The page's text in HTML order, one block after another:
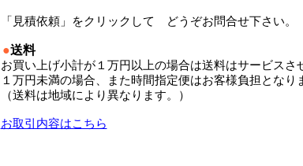
「見積依頼」をクリックして どうぞお問合せ下さい。
●送料
お買い上げ小計が１万円以上の場合は送料はサービスさ
１万円未満の場合、また時間指定便はお客様負担となり
（送料は地域により異なります。）
お取引内容はこちら